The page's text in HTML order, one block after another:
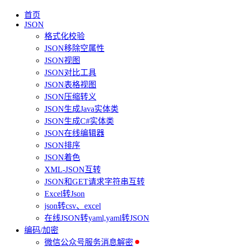
首页
JSON
格式化校验
JSON移除空属性
JSON视图
JSON对比工具
JSON表格视图
JSON压缩转义
JSON生成Java实体类
JSON生成C#实体类
JSON在线编辑器
JSON排序
JSON着色
XML-JSON互转
JSON和GET请求字符串互转
Excel转Json
json转csv、excel
在线JSON转yaml,yaml转JSON
编码/加密
微信公众号服务消息解密